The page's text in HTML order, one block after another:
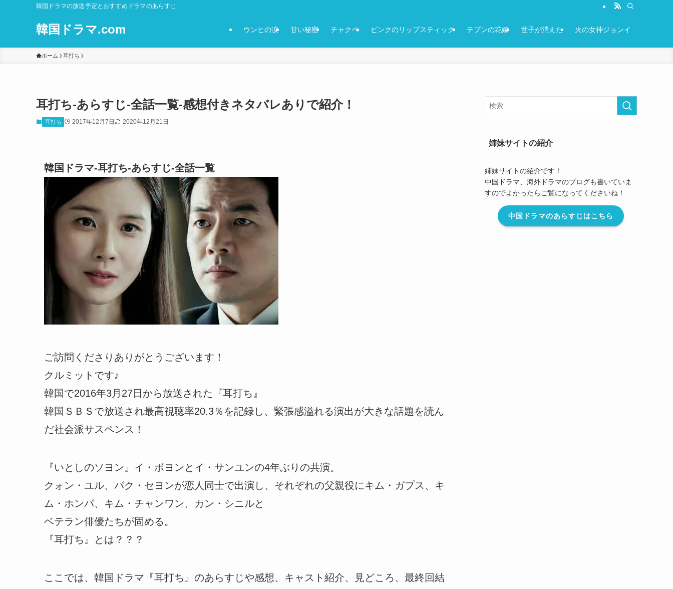
韓国ドラマの放送予定とおすすめドラマのあらすじ
韓国ドラマ.com ウンヒの涙 甘い秘密 チャクペ ピンクのリップスティック テプンの花嫁 世子が消えた 火の女神ジョンイ
ホーム 耳打ち
耳打ち-あらすじ-全話一覧-感想付きネタバレありで紹介！
耳打ち 2017年12月7日 2020年12月21日
韓国ドラマ-耳打ち-あらすじ-全話一覧
ご訪問くださりありがとうございます！
クルミットです♪
韓国で2016年3月27日から放送された『耳打ち』
韓国ＳＢＳで放送され最高視聴率20.3％を記録し、緊張感溢れる演出が大きな話題を読ん
だ社会派サスペンス！
『いとしのソヨン』イ・ボヨンとイ・サンユンの4年ぶりの共演。
クォン・ユル、パク・セヨンが恋人同士で出演し、それぞれの父親役にキム・ガプス、キ
ム・ホンパ、キム・チャンワン、カン・シニルと
ベテラン俳優たちが固める。
『耳打ち』とは？？？
ここでは、韓国ドラマ『耳打ち』のあらすじや感想、キャスト紹介、見どころ、最終回結
姉妹サイトの紹介
姉妹サイトの紹介です！
中国ドラマ、海外ドラマのブログも書いていま
すのでよかったらご覧になってくださいね！
中国ドラマのあらすじはこちら